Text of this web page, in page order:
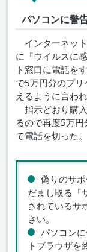
パソコンに警
インターネッ
に『ウイルスに
ト窓口に電話を
で5万円分のプ
えるように言われ
指示どおり購
るので再度5万
て電話を切った。
偽りのサ
だまし取る『
されているサ
さい。
パソコン
トブラウザを